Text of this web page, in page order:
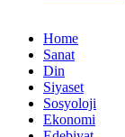
Home
Sanat
Din
Siyaset
Sosyoloji
Ekonomi